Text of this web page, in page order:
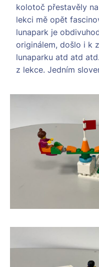
kolotoč přestavěly
lekci mě opět
lunapark je
originálem, došlo i k
lunaparku atd atd
z lekce. Jedním